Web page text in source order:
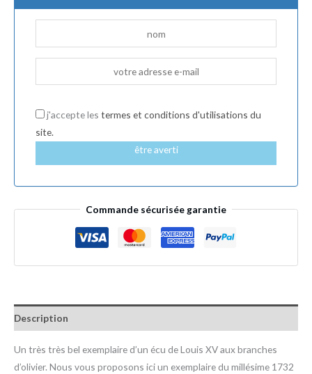
j'accepte les termes et conditions d'utilisations du
site.
être averti
Commande sécurisée garantie
Description
Un très très bel exemplaire d’un écu de Louis XV aux branches
d’olivier. Nous vous proposons ici un exemplaire du millésime 1732